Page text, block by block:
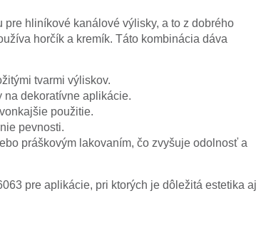
hliníkové kanálové výlisky, a to z dobrého
horčík a kremík. Táto kombinácia dáva
tvarmi výliskov.
na dekoratívne aplikácie.
použitie.
pevnosti.
práškovým lakovaním, čo zvyšuje odolnosť a
pre aplikácie, pri ktorých je dôležitá estetika aj